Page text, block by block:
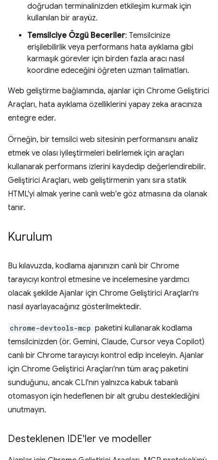
doğrudan terminalinizden etkileşim kurmak için
kullanılan bir arayüz.
Temsilciye Özgü Beceriler: Temsilcinize
erişilebilirlik veya performans hata ayıklama gibi
karmaşık görevler için birden fazla aracı nasıl
koordine edeceğini öğreten uzman talimatları.
Web geliştirme bağlamında, ajanlar için Chrome Geliştirici
Araçları, hata ayıklama özelliklerini yapay zeka aracınıza
entegre eder.
Örneğin, bir temsilci web sitesinin performansını analiz
etmek ve olası iyileştirmeleri belirlemek için araçları
kullanarak performans izlerini kaydedip değerlendirebilir.
Geliştirici Araçları, web geliştirmenin yanı sıra statik
HTML'yi almak yerine canlı web'e göz atmasına da olanak
tanır.
Kurulum
Bu kılavuzda, kodlama ajanınızın canlı bir Chrome
tarayıcıyı kontrol etmesine ve incelemesine yardımcı
olacak şekilde Ajanlar için Chrome Geliştirici Araçları'nı
nasıl ayarlayacağınız gösterilmektedir.
chrome-devtools-mcp paketini kullanarak kodlama
temsilcinizden (ör. Gemini, Claude, Cursor veya Copilot)
canlı bir Chrome tarayıcıyı kontrol edip inceleyin. Ajanlar
için Chrome Geliştirici Araçları'nın tüm araç paketini
sunduğunu, ancak CLI'nın yalnızca kabuk tabanlı
otomasyon için hedeflenen bir alt grubu desteklediğini
unutmayın.
Desteklenen IDE'ler ve modeller